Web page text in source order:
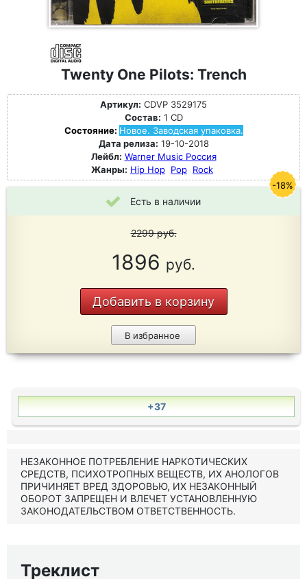
Twenty One Pilots: Trench
Артикул: CDVP 3529175
Состав: 1 CD
Состояние: Новое. Заводская упаковка.
Дата релиза: 19-10-2018
Лейбл: Warner Music Россия
Жанры: Hip Hop Pop Rock
Есть в наличии
2299руб.
1896 руб.
Добавить в корзину
В избранное
-18%
+37
НЕЗАКОННОЕ ПОТРЕБЛЕНИЕ НАРКОТИЧЕСКИХ
СРЕДСТВ, ПСИХОТРОПНЫХ ВЕЩЕСТВ, ИХ АНОЛОГОВ
ПРИЧИНЯЕТ ВРЕД ЗДОРОВЬЮ, ИХ НЕЗАКОННЫЙ
ОБОРОТ ЗАПРЕЩЕН И ВЛЕЧЕТ УСТАНОВЛЕННУЮ
ЗАКОНОДАТЕЛЬСТВОМ ОТВЕТСТВЕННОСТЬ.
Треклист